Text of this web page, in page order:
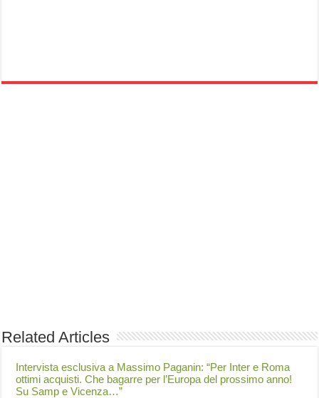
Related Articles
Intervista esclusiva a Massimo Paganin: “Per Inter e Roma
ottimi acquisti. Che bagarre per l’Europa del prossimo anno!
Su Samp e Vicenza…”